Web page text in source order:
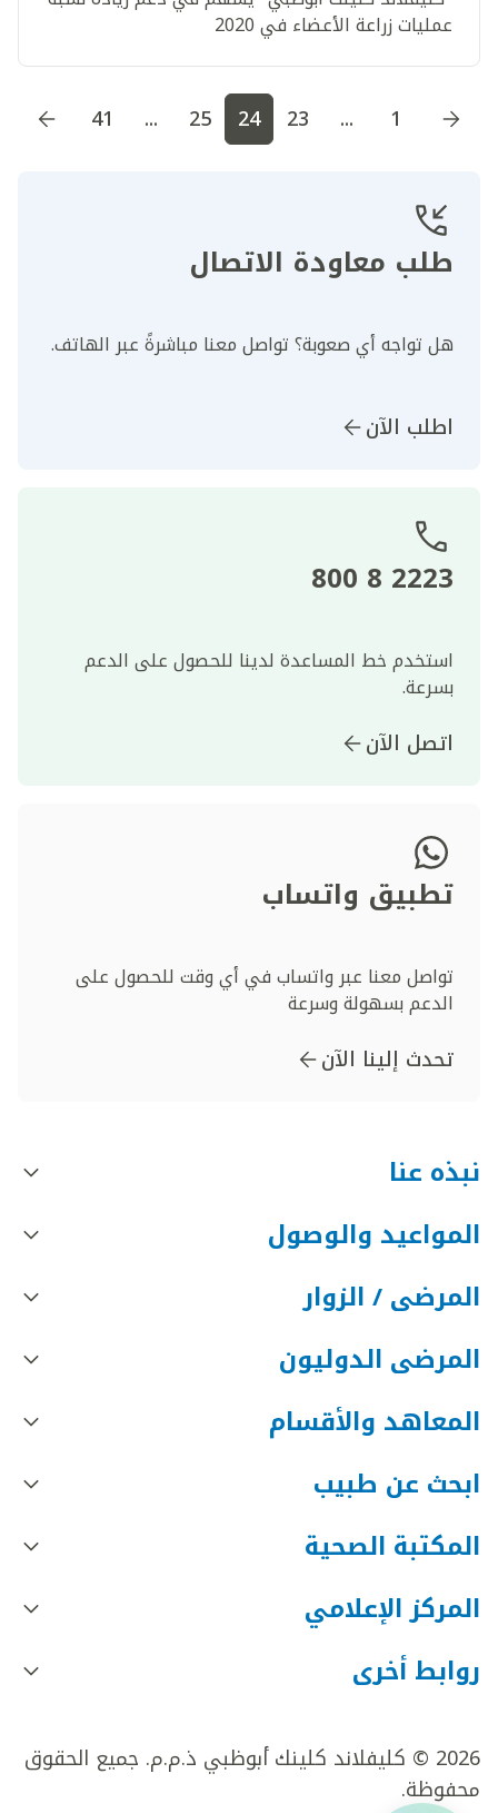
عمليات زراعة الأعضاء في 2020
اذهب إلى الصفحة 1اذهب إلى الصفحة اذهب إلى 1
...
23
24
25
...
41
طلب معاودة الاتصال
هل تواجه أي صعوبة؟ تواصل معنا مباشرةً عبر الهاتف.
اطلب الآن
2223 8 800
استخدم خط المساعدة لدينا للحصول على الدعم
بسرعة.
اتصل الآن
تطبيق واتساب
تواصل معنا عبر واتساب في أي وقت للحصول على
الدعم بسهولة وسرعة
تحدث إلينا الآن
نبذه عنا
المواعيد والوصول
المرضى / الزوار
المرضى الدوليون
المعاهد والأقسام
ابحث عن طبيب
المكتبة الصحية
المركز الإعلامي
روابط أخرى
2026 © كليفلاند كلينك أبوظبي ذ.م.م. جميع الحقوق
محفوظة.